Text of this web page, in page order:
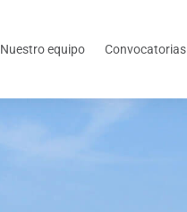
Nuestro equipo Convocatorias